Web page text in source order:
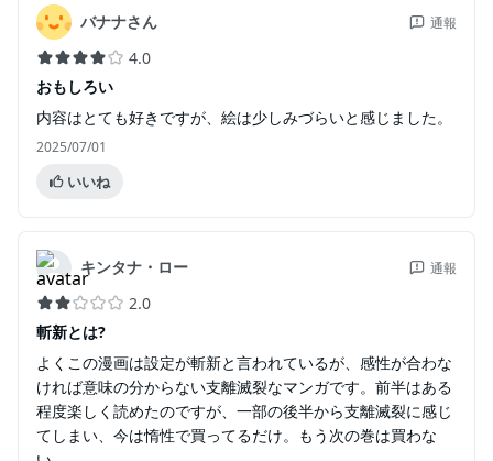
バナナさん 通報
4.0
おもしろい
内容はとても好きですが、絵は少しみづらいと感じました。
2025/07/01
いいね
キンタナ・ロー 通報
2.0
斬新とは?
よくこの漫画は設定が斬新と言われているが、感性が合わな
ければ意味の分からない支離滅裂なマンガです。前半はある
程度楽しく読めたのですが、一部の後半から支離滅裂に感じ
てしまい、今は惰性で買ってるだけ。もう次の巻は買わな